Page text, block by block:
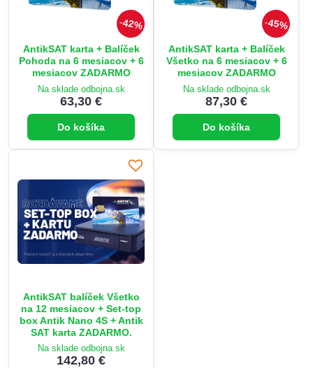
42%
AntikSAT karta + Balíček
Pohoda na 6 mesiacov + 6
mesiacov ZADARMO
Na sklade odbojna.sk
63,30 €
Do košíka
45%
AntikSAT karta + Balíček
Všetko na 6 mesiacov + 6
mesiacov ZADARMO
Na sklade odbojna.sk
87,30 €
Do košíka
AntikSAT balíček Všetko
na 12 mesiacov + Set-top
box Antik Nano 4S + Antik
SAT karta ZADARMO.
Na sklade odbojna.sk
142,80 €